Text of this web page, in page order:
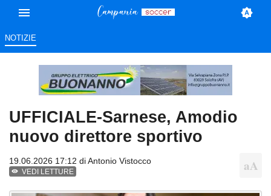
NOTIZIE
UFFICIALE-Sarnese, Amodio
nuovo direttore sportivo
19.06.2026 17:12 diAntonio Vistocco
VEDI LETTURE